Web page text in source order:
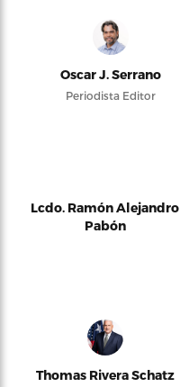
Oscar J. Serrano
Periodista Editor
Lcdo. Ramón Alejandro
Pabón
Thomas Rivera Schatz